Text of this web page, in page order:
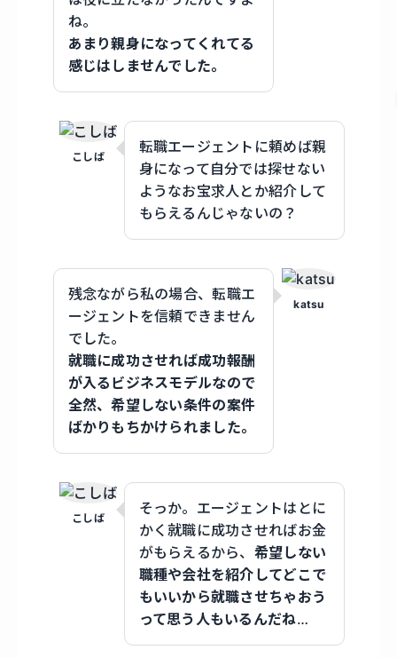
ね。
あまり親身になってくれてる
感じはしませんでした。
こしば
転職エージェントに頼めば親
身になって自分では探せない
ようなお宝求人とか紹介して
もらえるんじゃないの？
katsu
残念ながら私の場合、転職エ
ージェントを信頼できません
でした。
就職に成功させれば成功報酬
が入るビジネスモデルなので
全然、希望しない条件の案件
ばかりもちかけられました。
こしば
そっか。エージェントはとに
かく就職に成功させればお金
がもらえるから、 希望しない
職種や会社を紹介してどこで
もいいから就職させちゃおう
って思う人もいるんだね…